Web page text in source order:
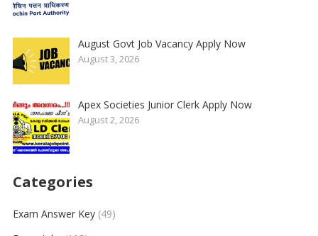
August Govt Job Vacancy Apply Now
August 3, 2026
Apex Societies Junior Clerk Apply Now
August 2, 2026
Categories
Exam Answer Key(49)